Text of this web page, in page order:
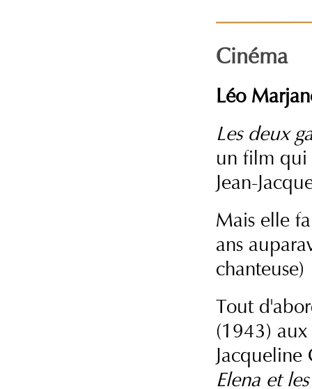
Cinéma
Léo
Les deux
un film qui
Jean-
Mais elle
ans
chanteuse)
Tout
(1943) aux
Elena et